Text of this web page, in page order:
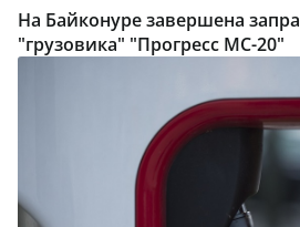
На Байконуре завершена
"грузовика" "Прогресс МС-20"